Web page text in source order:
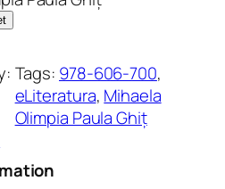
Tags: 978-606-700
eLiteratura, Mihaela
Olimpia Paula Ghiț